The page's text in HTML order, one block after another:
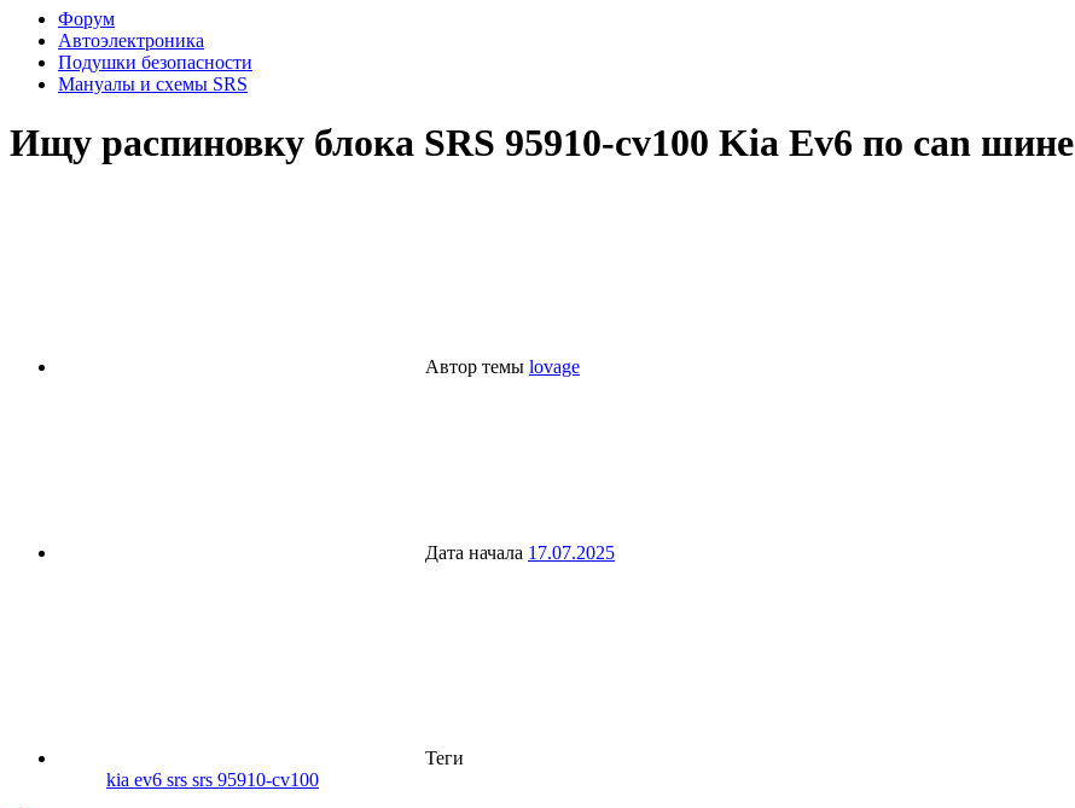
Форум
Автоэлектроника
Подушки безопасности
Мануалы и схемы SRS
Ищу распиновку блока SRS 95910-cv100 Kia Ev6 по can шине
Автор темы lovage
Дата начала 17.07.2025
Теги
kia ev6 srs srs 95910-cv100